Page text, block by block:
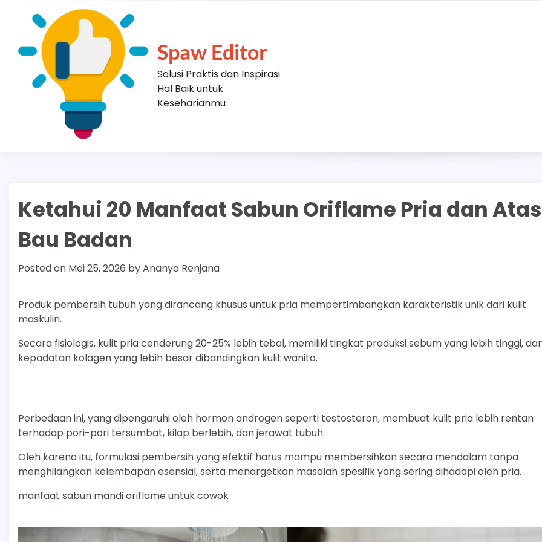
Spaw Editor
Solusi Praktis dan Inspirasi
Hal Baik untuk
Keseharianmu
Ketahui 20 Manfaat Sabun Oriflame Pria dan
Bau Badan
Posted on Mei 25, 2026 byAnanya Renjana
Produk pembersih tubuh yang dirancang khusus untuk pria mempertimbangkan karakteristik unik dari kulit
maskulin.
Secara fisiologis, kulit pria cenderung 20-25% lebih tebal, memiliki tingkat produksi sebum yang lebih tinggi,
kepadatan kolagen yang lebih besar dibandingkan kulit wanita.
Perbedaan ini, yang dipengaruhi oleh hormon androgen seperti testosteron, membuat kulit pria lebih rentan
terhadap pori-pori tersumbat, kilap berlebih, dan jerawat tubuh.
Oleh karena itu, formulasi pembersih yang efektif harus mampu membersihkan secara mendalam tanpa
menghilangkan kelembapan esensial, serta menargetkan masalah spesifik yang sering dihadapi oleh pria.
manfaat sabun mandi oriflame untuk cowok